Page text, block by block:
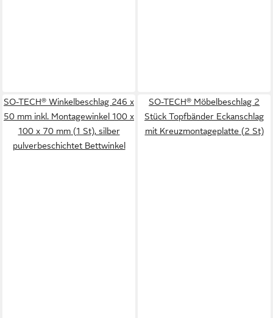
SO-TECH® Winkelbeschlag 246 x
50 mm inkl. Montagewinkel 100 x
100 x 70 mm (1 St), silber
pulverbeschichtet Bettwinkel
SO-TECH® Möbelbeschlag 2
Stück Topfbänder Eckanschlag
mit Kreuzmontageplatte (2 St)